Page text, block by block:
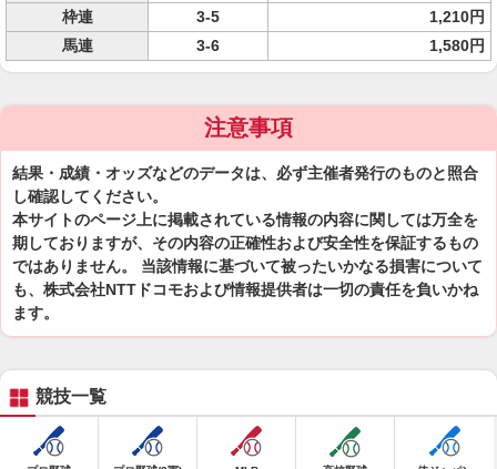
枠連
3-5
1,210円
馬連
3-6 1,580円
注意事項
結果・成績・オッズなどのデータは、必ず主催者発行のものと照合
し確認してください。
本サイトのページ上に掲載されている情報の内容に関しては万全を
期しておりますが、その内容の正確性および安全性を保証するもの
ではありません。 当該情報に基づいて被ったいかなる損害について
も、株式会社NTTドコモおよび情報提供者は一切の責任を負いかね
ます。
競技一覧